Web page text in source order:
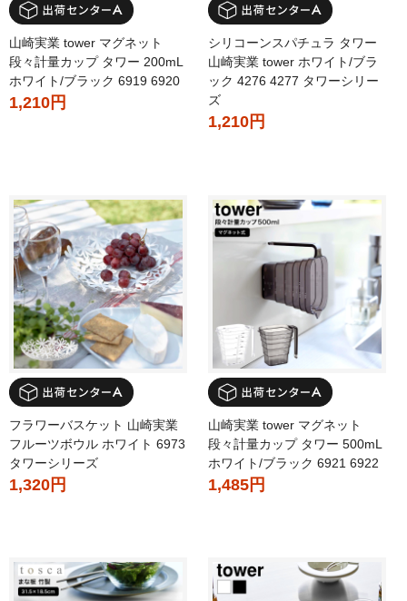
山崎実業 tower マグネット
段々計量カップ タワー 200mL
ホワイト/ブラック 6919 6920
1,210円
シリコーンスパチュラ タワー
山崎実業 tower ホワイト/ブラ
ック 4276 4277 タワーシリー
ズ
1,210円
フラワーバスケット 山崎実業
フルーツボウル ホワイト 6973
タワーシリーズ
1,320円
山崎実業 tower マグネット
段々計量カップ タワー 500mL
ホワイト/ブラック 6921 6922
1,485円